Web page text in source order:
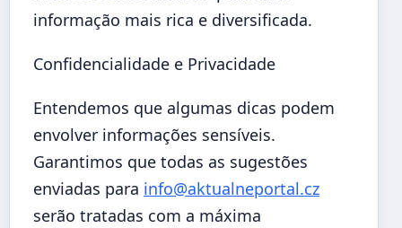
informação mais rica e diversificada.
Confidencialidade e Privacidade
Entendemos que algumas dicas podem
envolver informações sensíveis.
Garantimos que todas as sugestões
enviadas para info@aktualneportal.cz
serão tratadas com a máxima